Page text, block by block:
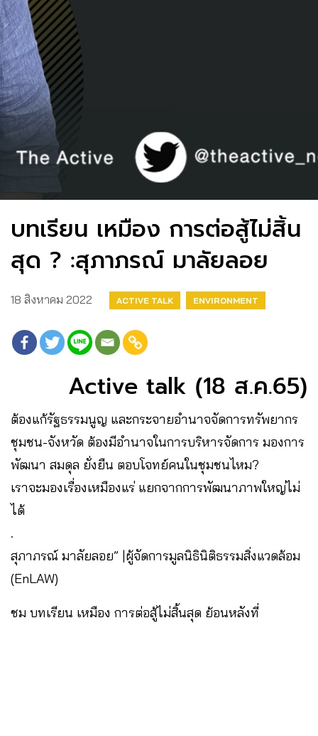
บทเรียน เหมือง การต่อสู้ไม่สิ้น
สุด ? :สุภาภรณ์ มาลัยลอย
18 สิงหาคม 2022 ACTIVE TALK ENVIRONMENT
Active talk (18 ส.ค.65)
ต้องแก้รัฐธรรมนูญ และกระจายอำนาจจัดการทรัพยากร
ชุมชน-จังหวัด ต้องมีอำนาจในการบริหารจัดการ มองการ
พัฒนา สมดุล ยั่งยืน ตอบโจทย์คนในชุมชนไหม?
เราจะมองเรื่องเหมืองแร่ แยกจากการพัฒนาภาพใหญ่ไม่
ได้
.
สุภาภรณ์ มาลัยลอย” |ผู้จัดการมูลนิธินิติธรรมสิ่งแวดล้อม
(EnLAW)
ชม บทเรียน เหมือง การต่อสู้ไม่สิ้นสุด ย้อนหลังที่